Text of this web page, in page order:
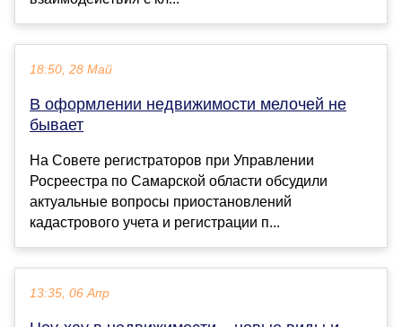
18:50, 28 Май
В оформлении недвижимости мелочей не
бывает
На Совете регистраторов при Управлении
Росреестра по Самарской области обсудили
актуальные вопросы приостановлений
кадастрового учета и регистрации п...
13:35, 06 Апр